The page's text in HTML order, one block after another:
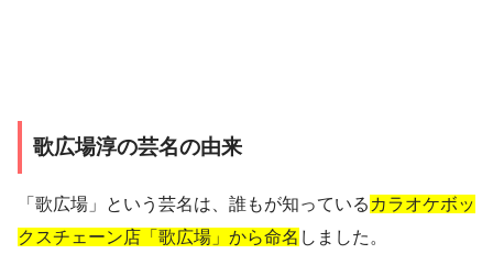
歌広場淳の芸名の由来
「歌広場」という芸名は、誰もが知っている カラオケボッ
クスチェーン店「歌広場」から命名 しました。